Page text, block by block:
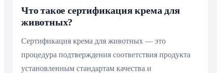
Что такое сертификация крема для
животных?
Сертификация крема для животных — это
процедура подтверждения соответствия продукта
установленным стандартам качества и